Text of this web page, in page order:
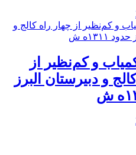
و کم‌نظیر از
و دبيرستان البرز